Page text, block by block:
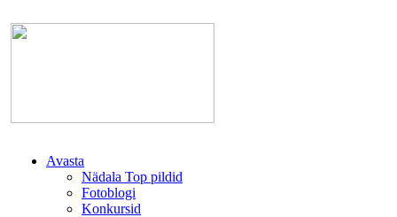
Avasta
Nädala Top pildid
Fotoblogi
Konkursid